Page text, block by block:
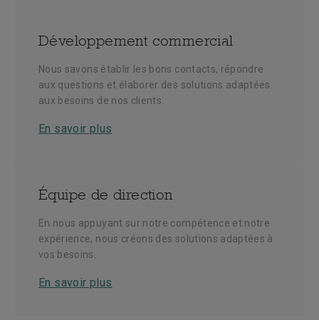
Développement commercial
Nous savons établir les bons contacts, répondre
aux questions et élaborer des solutions adaptées
aux besoins de nos clients.
En savoir plus
Équipe de direction
En nous appuyant sur notre compétence et notre
expérience, nous créons des solutions adaptées à
vos besoins.
En savoir plus